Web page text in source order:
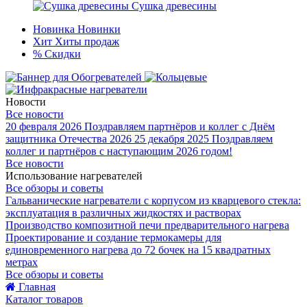
Сушка древесины
Новинка Новинки
Хит Хиты продаж
% Скидки
Новости
Все новости
20 февраля 2026 Поздравляем партнёров и коллег с Днём
защитника Отечества 2026 25 декабря 2025 Поздравляем
коллег и партнёров с наступающим 2026 годом!
Все новости
Использование нагревателей
Все обзоры и советы
Гальванические нагреватели с корпусом из кварцевого стекла:
эксплуатация в различных жидкостях и растворах
Производство композитной печи предварительного нагрева
Проектирование и создание термокамеры для
единовременного нагрева до 72 бочек на 15 квадратных
метрах
Все обзоры и советы
Главная
Каталог товаров